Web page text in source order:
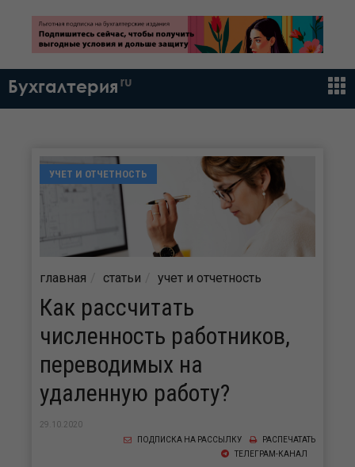
Бухгалтерия ru
УЧЕТ И ОТЧЕТНОСТЬ
главная статьи учет и отчетность
Как рассчитать
численность работников,
переводимых на
удаленную работу?
29.10.2020
РАСПЕЧАТАТЬ
ПОДПИСКА НА РАССЫЛКУ
ТЕЛЕГРАМ-КАНАЛ